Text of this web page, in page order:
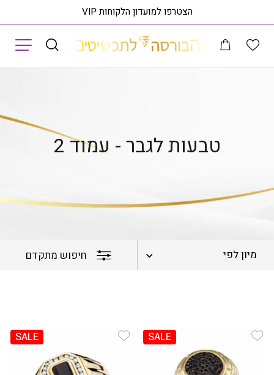
הצטרפו למועדון הלקוחות VIP
טבעות לגבר - עמוד 2
מיון לפי חיפוש מתקדם
Add Wishlist
SALE
SALE